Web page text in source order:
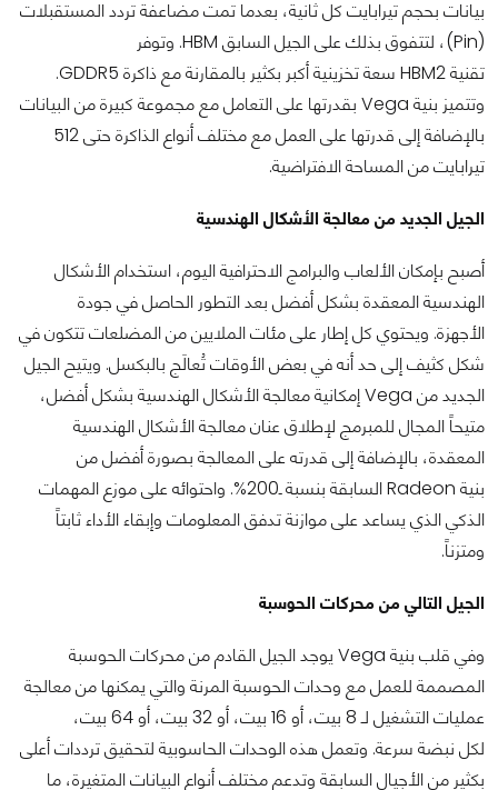
بيانات بحجم تيرابايت كل ثانية، بعدما تمت مضاعفة تردد المستقبلات
(Pin)، لتتفوق بذلك على الجيل السابق HBM. وتوفر
تقنية HBM2 سعة تخزينية أكبر بكثير بالمقارنة مع ذاكرة GDDR5.
وتتميز بنية Vega بقدرتها على التعامل مع مجموعة كبيرة من البيانات
بالإضافة إلى قدرتها على العمل مع مختلف أنواع الذاكرة حتى 512
تيرابايت من المساحة الافتراضية.
الجيل الجديد من معالجة الأشكال الهندسية
أصبح بإمكان الألعاب والبرامج الاحترافية اليوم، استخدام الأشكال
الهندسية المعقدة بشكل أفضل بعد التطور الحاصل في جودة
الأجهزة. ويحتوي كل إطار على مئات الملايين من المضلعات تتكون في
شكل كثيف إلى حد أنه في بعض الأوقات تُعالَج بالبكسل. ويتيح الجيل
الجديد من Vega إمكانية معالجة الأشكال الهندسية بشكل أفضل،
متيحاً المجال للمبرمج لإطلاق عنان معالجة الأشكال الهندسية
المعقدة، بالإضافة إلى قدرته على المعالجة بصورة أفضل من
بنية Radeon السابقة بنسبة ـ200%. واحتوائه على موزع المهمات
الذكي الذي يساعد على موازنة تدفق المعلومات وإبقاء الأداء ثابتاً
ومتزناً.
الجيل التالي من محركات الحوسبة
وفي قلب بنية Vega يوجد الجيل القادم من محركات الحوسبة
المصممة للعمل مع وحدات الحوسبة المرنة والتي يمكنها من معالجة
عمليات التشغيل لـ 8 بيت، أو 16 بيت، أو 32 بيت، أو 64 بيت،
لكل نبضة سرعة. وتعمل هذه الوحدات الحاسوبية لتحقيق ترددات أعلى
بكثير من الأجيال السابقة وتدعم مختلف أنواع البيانات المتغيرة، ما